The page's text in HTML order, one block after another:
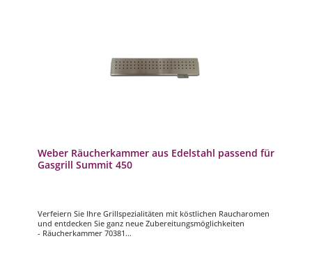
Weber Räucherkammer aus Edelstahl passend für
Gasgrill Summit 450
Verfeiern Sie Ihre Grillspezialitäten mit köstlichen Raucharomen
und entdecken Sie ganz neue Zubereitungsmöglichkeiten
- Räucherkammer 70381